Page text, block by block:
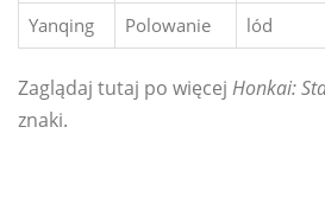
Yanqing
Polowanie lód
Zaglądaj tutaj po więcej Honkai:
znaki.